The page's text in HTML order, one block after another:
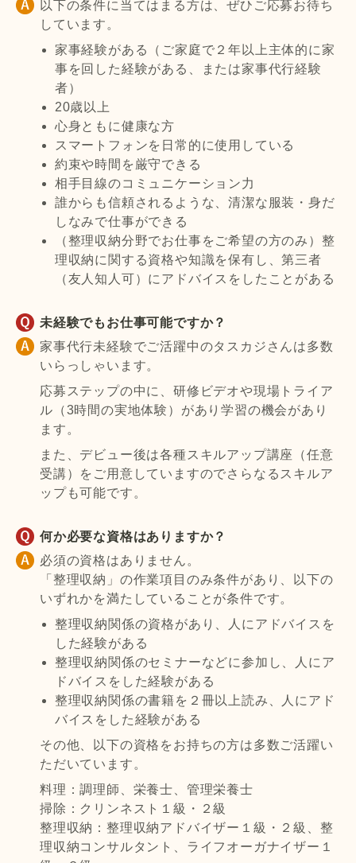
以下の条件に当てはまる方は、ぜひご応募お待ち
しています。
家事経験がある（ご家庭で２年以上主体的に家
事を回した経験がある、または家事代行経験
者）
20歳以上
心身ともに健康な方
スマートフォンを日常的に使用している
約束や時間を厳守できる
相手目線のコミュニケーション力
誰からも信頼されるような、清潔な服装・身だ
しなみで仕事ができる
（整理収納分野でお仕事をご希望の方のみ）整
理収納に関する資格や知識を保有し、第三者
（友人知人可）にアドバイスをしたことがある
未経験でもお仕事可能ですか？
家事代行未経験でご活躍中のタスカジさんは多数
いらっしゃいます。
応募ステップの中に、研修ビデオや現場トライア
ル（3時間の実地体験）があり学習の機会があり
ます。
また、デビュー後は各種スキルアップ講座（任意
受講）をご用意していますのでさらなるスキルア
ップも可能です。
何か必要な資格はありますか？
必須の資格はありません。
「整理収納」の作業項目のみ条件があり、以下の
いずれかを満たしていることが条件です。
整理収納関係の資格があり、人にアドバイスを
した経験がある
整理収納関係のセミナーなどに参加し、人にア
ドバイスをした経験がある
整理収納関係の書籍を２冊以上読み、人にアド
バイスをした経験がある
その他、以下の資格をお持ちの方は多数ご活躍い
ただいています。
料理：調理師、栄養士、管理栄養士
掃除：クリンネスト１級・２級
整理収納：整理収納アドバイザー１級・２級、整
理収納コンサルタント、ライフオーガナイザー１